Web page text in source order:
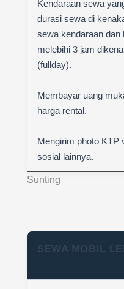
Sunting
Kendaraan sewa
durasi sewa di
sewa kendaraan dan
melebihi 3 jam
(fullday).
Membayar uang
harga rental.
Mengirim photo KTP
sosial lainnya.
SEWA MOBIL